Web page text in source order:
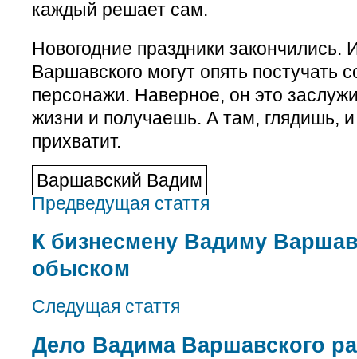
каждый решает сам.
Новогодние праздники закончились.
Варшавского могут опять постучать
персонажи. Наверное, он это
жизни и получаешь. А там, глядишь,
прихватит.
Варшавский Вадим
Предведущая стаття
К бизнесмену Вадиму
обыском
Следущая стаття
Дело Вадима Варшавского